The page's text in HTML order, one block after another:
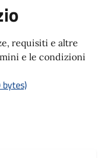
requisiti e altre
e le condizioni
bytes)